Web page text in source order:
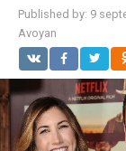
Published by: 9
Avoyan